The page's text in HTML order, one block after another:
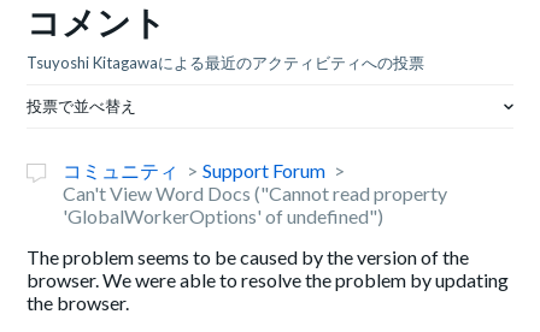
コメント
Tsuyoshi Kitagawaによる最近のアクティビティへの投票
投票で並べ替え
コミュニティ
Support Forum
Can't View Word Docs ("Cannot read property
'GlobalWorkerOptions' of undefined")
The problem seems to be caused by the version of the
browser. We were able to resolve the problem by updating
the browser.